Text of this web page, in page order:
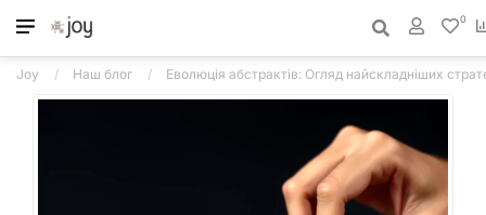
0
Joy Наш блог Еволюція абстрактів: Огляд найскладніших